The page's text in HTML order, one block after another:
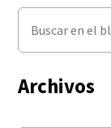
Archivos